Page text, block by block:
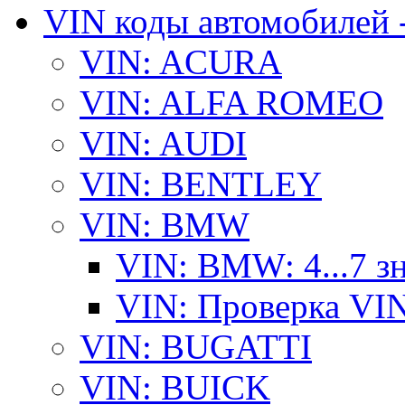
VIN коды автомобилей
VIN: ACURA
VIN: ALFA ROMEO
VIN: AUDI
VIN: BENTLEY
VIN: BMW
VIN: BMW: 4...7
VIN: Проверка
VIN: BUGATTI
VIN: BUICK